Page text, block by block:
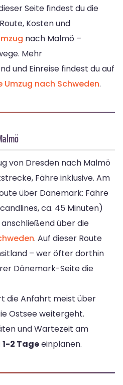
Seite findest du die
Kosten und
nach Malmö –
Mehr
und Einreise findest du auf
Umzug nach Schweden.
von Dresden nach Malmö
Fähre inklusive. Am
über Dänemark: Fähre
ca. 45 Minuten)
anschließend über die
. Auf dieser Route
– wer öfter dorthin
Dänemark-Seite die
die Anfahrt meist über
Ostsee weitergeht.
und Wartezeit am
1-2 Tageeinplanen.